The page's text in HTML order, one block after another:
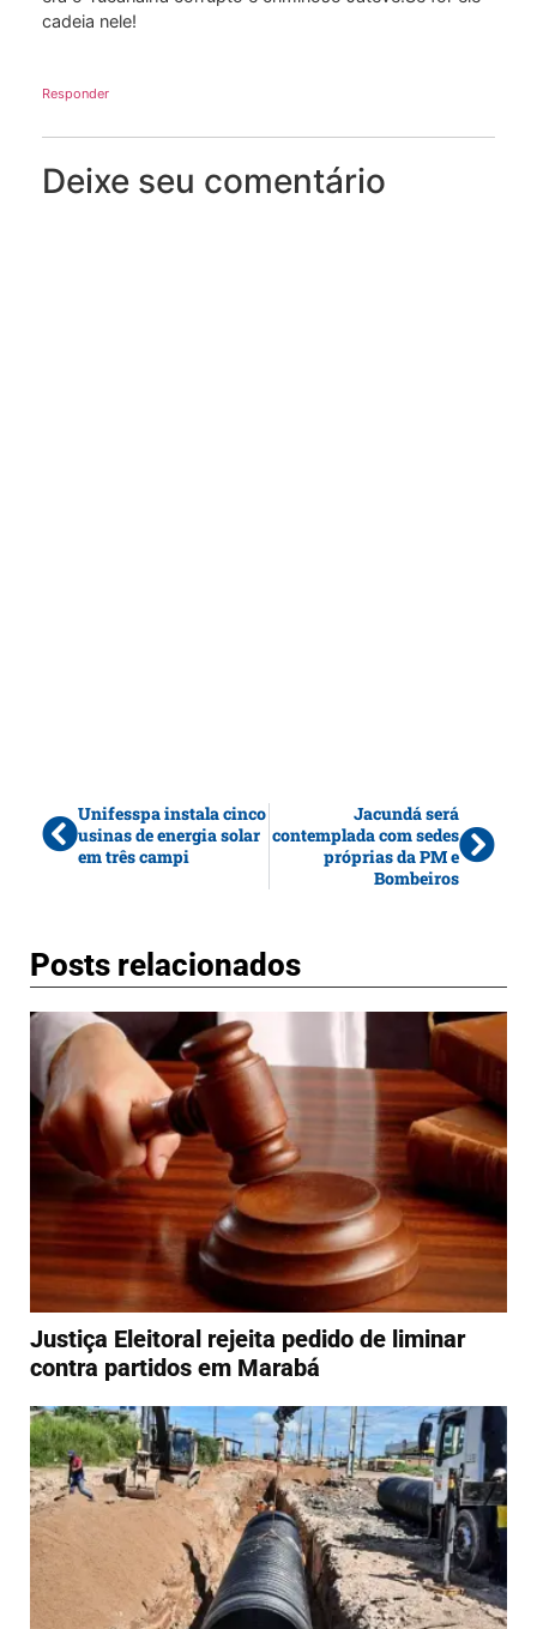
cadeia nele!
Responder
Deixe seu comentário
Unifesspa instala cinco
usinas de energia solar
em três campi
Jacundá será
contemplada com sedes
próprias da PM e
Bombeiros
Posts relacionados
Justiça Eleitoral rejeita pedido de liminar
contra partidos em Marabá